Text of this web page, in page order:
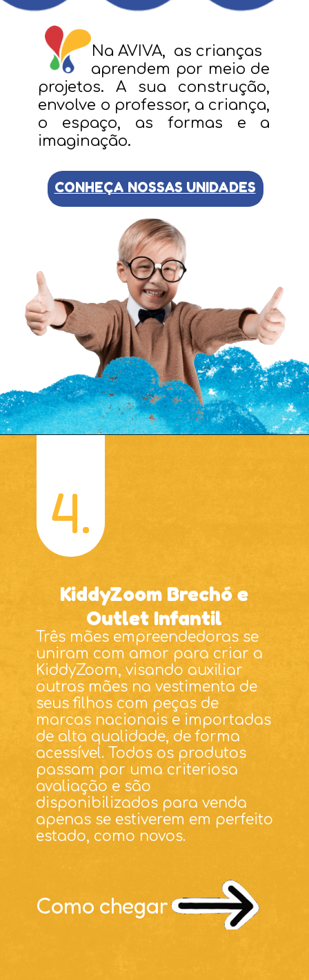
Na AVIVA, as crianças
aprendem por meio de
projetos. A sua construção,
envolve o professor, a criança,
o espaço, as formas e a
imaginação.
CONHEÇA NOSSAS UNIDADES
KiddyZoom Brechó e
Três mães empreendedoras se
uniram com amor para criar a
KiddyZoom, visando auxiliar
outras mães na vestimenta de
seus filhos com peças de
marcas nacionais e importadas
de alta qualidade, de forma
acessível. Todos os produtos
passam por uma criteriosa
avaliação e são
disponibilizados para venda
apenas se estiverem em perfeito
estado, como novos.
4.
Como chegar